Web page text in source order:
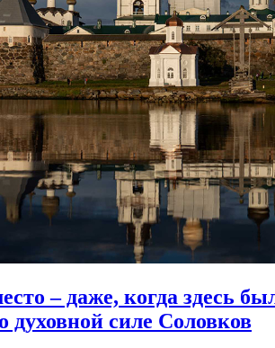
– даже, когда здесь
духовной силе Соловков